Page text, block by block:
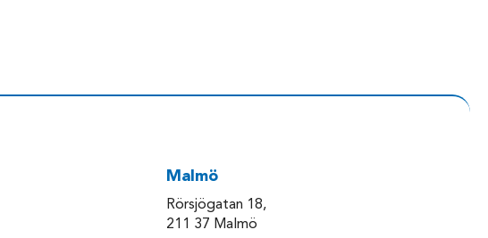
Malmö
Rörsjögatan 18,
211 37 Malmö